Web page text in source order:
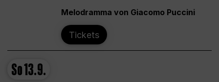
Melodramma von Giacomo Puccini
Tickets
So13.9.